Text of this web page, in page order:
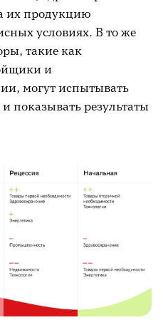
их продукцию
условиях. В то же
такие как
и
могут испытывать
показывать результаты